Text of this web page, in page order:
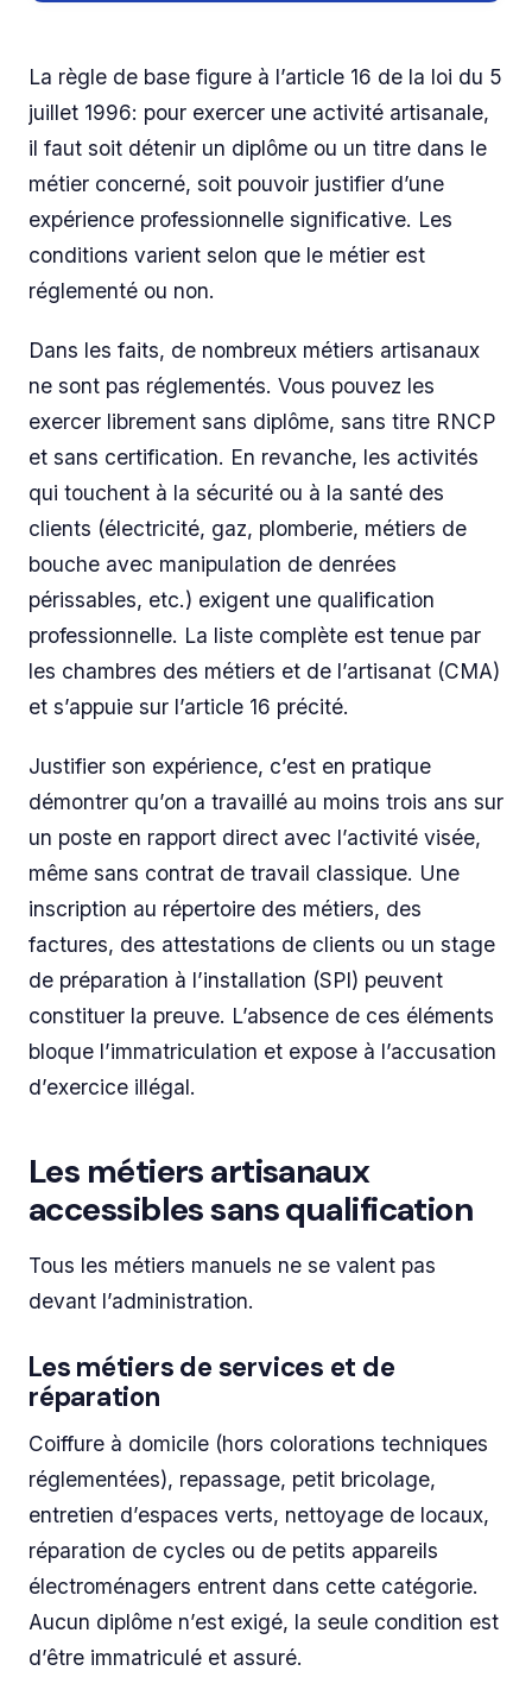
La règle de base figure à l’article 16 de la loi du 5
juillet 1996: pour exercer une activité artisanale,
il faut soit détenir un diplôme ou un titre dans le
métier concerné, soit pouvoir justifier d’une
expérience professionnelle significative. Les
conditions varient selon que le métier est
réglementé ou non.
Dans les faits, de nombreux métiers artisanaux
ne sont pas réglementés. Vous pouvez les
exercer librement sans diplôme, sans titre RNCP
et sans certification. En revanche, les activités
qui touchent à la sécurité ou à la santé des
clients (électricité, gaz, plomberie, métiers de
bouche avec manipulation de denrées
périssables, etc.) exigent une qualification
professionnelle. La liste complète est tenue par
les chambres des métiers et de l’artisanat (CMA)
et s’appuie sur l’article 16 précité.
Justifier son expérience, c’est en pratique
démontrer qu’on a travaillé au moins trois ans sur
un poste en rapport direct avec l’activité visée,
même sans contrat de travail classique. Une
inscription au répertoire des métiers, des
factures, des attestations de clients ou un stage
de préparation à l’installation (SPI) peuvent
constituer la preuve. L’absence de ces éléments
bloque l’immatriculation et expose à l’accusation
d’exercice illégal.
Les métiers artisanaux
accessibles sans qualification
Tous les métiers manuels ne se valent pas
devant l’administration.
Les métiers de services et de
réparation
Coiffure à domicile (hors colorations techniques
réglementées), repassage, petit bricolage,
entretien d’espaces verts, nettoyage de locaux,
réparation de cycles ou de petits appareils
électroménagers entrent dans cette catégorie.
Aucun diplôme n’est exigé, la seule condition est
d’être immatriculé et assuré.